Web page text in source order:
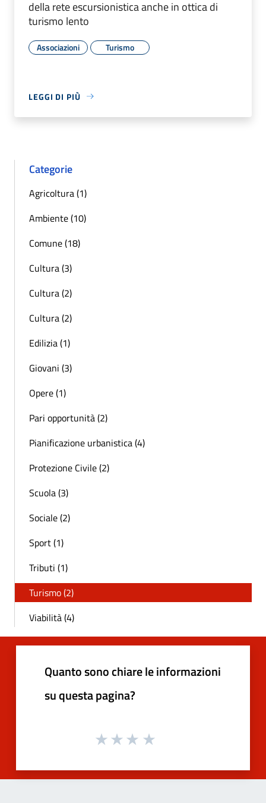
della rete escursionistica anche in ottica di
turismo lento
Associazioni Turismo
LEGGI DI PIÙ
Categorie
Agricoltura (1)
Ambiente (10)
Comune (18)
Cultura (3)
Cultura (2)
Cultura (2)
Edilizia (1)
Giovani (3)
Opere (1)
Pari opportunità (2)
Pianificazione urbanistica (4)
Protezione Civile (2)
Scuola (3)
Sociale (2)
Sport (1)
Tributi (1)
Turismo (2)
Viabilità (4)
Quanto sono chiare le informazioni
su questa pagina?